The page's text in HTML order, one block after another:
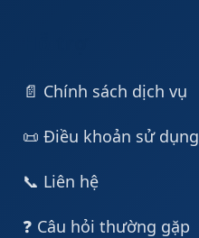
📄 Chính sách dịch vụ
📜 Điều khoản sử dụng
📞 Liên hệ
❓ Câu hỏi thường gặp